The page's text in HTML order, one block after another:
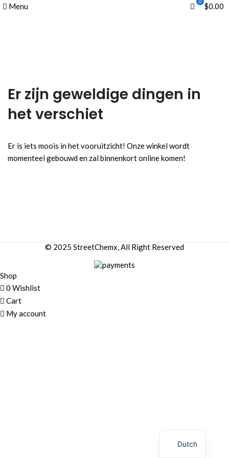
Menu
0
$0.00
Er zijn geweldige dingen in
het verschiet
Er is iets moois in het vooruitzicht! Onze winkel wordt
momenteel gebouwd en zal binnenkort online komen!
© 2025 StreetChemx, All Right Reserved
Shop
0 Wishlist
Cart
My account
Dutch